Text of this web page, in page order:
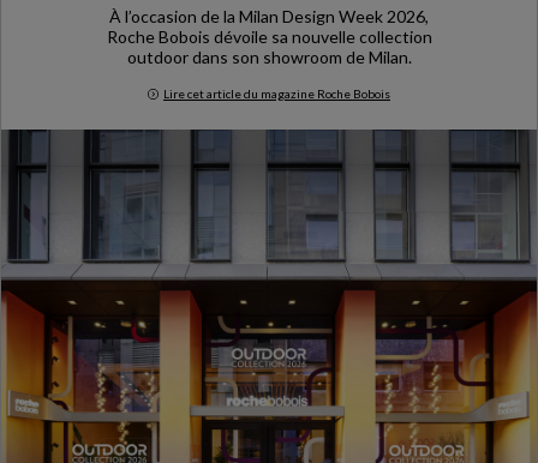
À l’occasion de la Milan Design Week 2026,
Roche Bobois dévoile sa nouvelle collection
outdoor dans son showroom de Milan.
Lire cet article du magazine Roche Bobois
Milan Design Week 2026